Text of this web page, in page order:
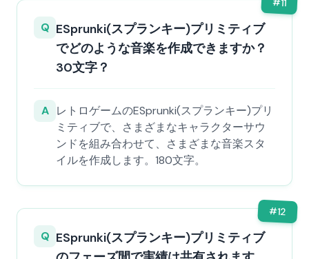
#11
Q ESprunki(スプランキー)プリミティブ
でどのような音楽を作成できますか？
30文字？
A レトロゲームのESprunki(スプランキー)プリ
ミティブで、さまざまなキャラクターサウ
ンドを組み合わせて、さまざまな音楽スタ
イルを作成します。180文字。
#12
Q ESprunki(スプランキー)プリミティブ